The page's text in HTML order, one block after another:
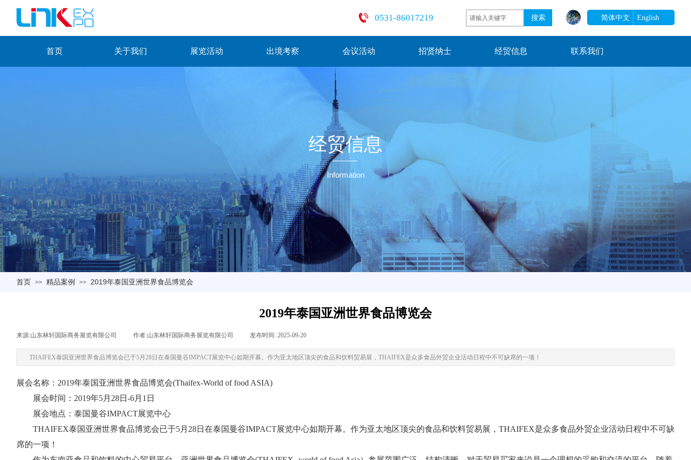
搜索 简体中文 English
0531-86017219
首页 关于我们 展览活动 出境考察 会议活动 招贤纳士 经贸信息 联系我们
经贸信息
Information
首页 >> 精品案例 >> 2019年泰国亚洲世界食品博览会
2019年泰国亚洲世界食品博览会
来源:山东林轩国际商务展览有限公司 作者:山东林轩国际商务展览有限公司 发布时间 :2025-09-20
THAIFEX泰国亚洲世界食品博览会已于5月28日在泰国曼谷IMPACT展览中心如期开幕。作为亚太地区顶尖的食品和饮料贸易展，THAIFEX是众多食品外贸企业活动日程中不可缺席的一项！
展会名称：2019年泰国亚洲世界食品博览会(Thaifex-World of food ASIA)
展会时间：2019年5月28日-6月1日
展会地点：泰国曼谷IMPACT展览中心
THAIFEX泰国亚洲世界食品博览会已于5月28日在泰国曼谷IMPACT展览中心如期开幕。作为亚太地区顶尖的食品和饮料贸易展，THAIFEX是众多食品外贸企业活动日程中不可缺
席的一项！